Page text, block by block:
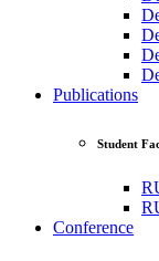
Publications
Student
Conference